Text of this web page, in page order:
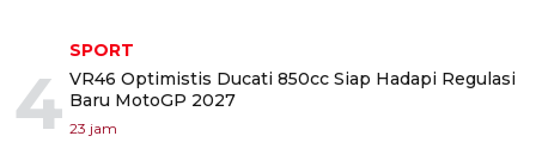
4
SPORT
VR46 Optimistis Ducati 850cc Siap Hadapi Regulasi
Baru MotoGP 2027
23 jam